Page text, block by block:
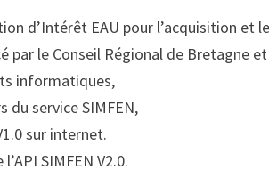
d’Intérêt EAU pour l’acquisition et
le Conseil Régional de Bretagne
informatiques,
du service SIMFEN,
sur internet.
SIMFEN V2.0.